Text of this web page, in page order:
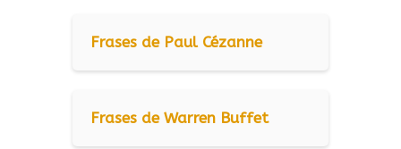
Frases de Paul Cézanne
Frases de Warren Buffet